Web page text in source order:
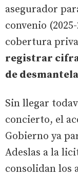
asegurador
convenio
cobertura
registrar
de
Sin llegar
concierto, el
Gobierno ya
Adeslas a la
consolidan los